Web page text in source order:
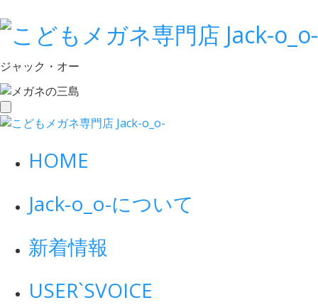
ジャック・オー
toggle
navigation
HOME
Jack-o_o-について
新着情報
USER`SVOICE